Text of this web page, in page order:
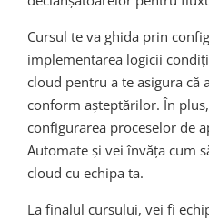
Cursul te va ghida prin
implementarea logicii
cloud pentru a te asigura că
conform așteptărilor. În
configurarea proceselor de
Automate și vei învăța cum
cloud cu echipa ta.
La finalul cursului, vei fi